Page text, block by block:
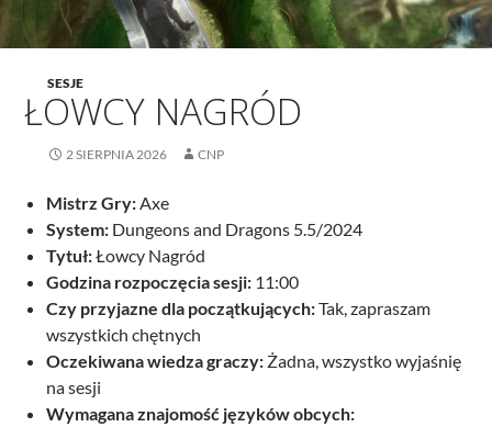
SESJE
ŁOWCY NAGRÓD
2 SIERPNIA 2026 CNP
Mistrz Gry:Axe
System: Dungeons and Dragons 5.5/2024
Tytuł:Łowcy Nagród
Godzina rozpoczęcia sesji: 11:00
Czy przyjazne dla początkujących:Tak, zapraszam
wszystkich chętnych
Oczekiwana wiedza graczy: Żadna, wszystko wyjaśnię
na sesji
Wymagana znajomość języków obcych: